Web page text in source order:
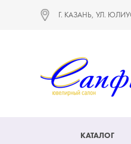
Г. КАЗАНЬ, УЛ.
КАТАЛОГ